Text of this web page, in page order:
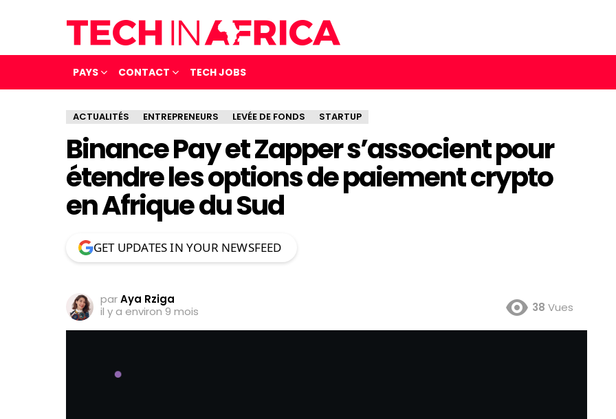
PAYS CONTACT TECH JOBS
ACTUALITÉS ENTREPRENEURS LEVÉE DE FONDS STARTUP
Binance Pay et Zapper s’associent pour
étendre les options de paiement crypto
en Afrique du Sud
GET UPDATES IN YOUR NEWSFEED
parAya Rziga
il y a environ 9 mois
38 Vues